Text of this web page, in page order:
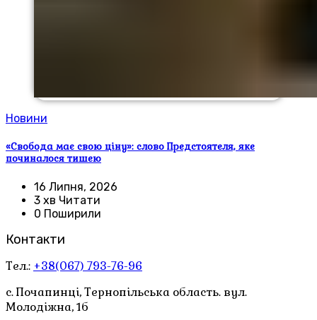
Новини
«Свобода має свою ціну»: слово Предстоятеля, яке
починалося тишею
16 Липня, 2026
3 хв Читати
0 Поширили
Контакти
Тел.: +38(067) 793-76-96
с. Почапинці, Тернопільська область. вул.
Молодіжна, 1б